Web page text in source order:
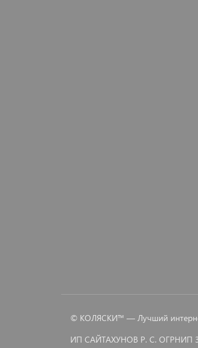
© КОЛЯСКИ™ — Лучший
ИП САЙТАХУНОВ Р. С. ОГРНИП